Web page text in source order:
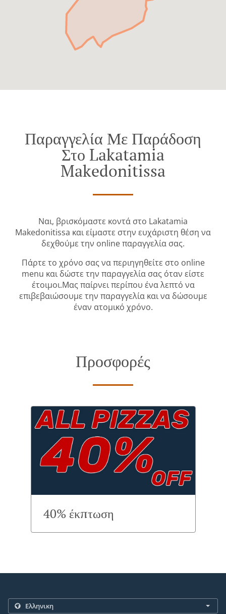
Παραγγελία Με Παράδοση
Στο Lakatamia
Makedonitissa
Ναι, βρισκόμαστε κοντά στο Lakatamia
Makedonitissa και είμαστε στην ευχάριστη θέση να
δεχθούμε την online παραγγελία σας.
Πάρτε το χρόνο σας να περιηγηθείτε στο online
menu και δώστε την παραγγελία σας όταν είστε
έτοιμοι.Μας παίρνει περίπου ένα λεπτό να
επιβεβαιώσουμε την παραγγελία και να δώσουμε
έναν ατομικό χρόνο.
Προσφορές
40% έκπτωση